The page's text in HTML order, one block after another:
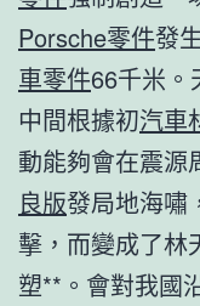
Porsche零件發
車零件66千米。
中間根據初汽車
動能夠會在震源
良版發局地海嘯
擊，而變成了林
塑**。會對我國